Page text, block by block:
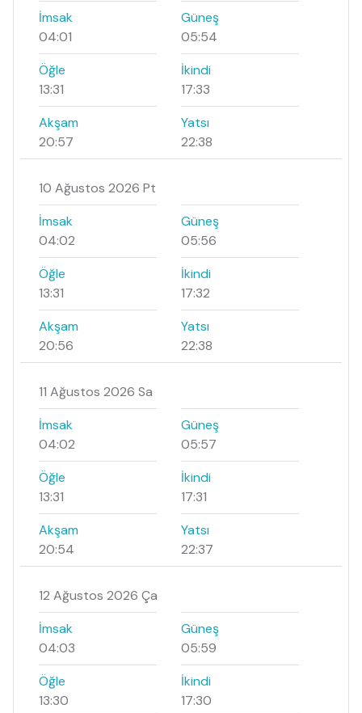
İmsak
04:01
Güneş
05:54
Öğle
13:31
İkindi
17:33
Akşam
20:57
Yatsı
22:38
10 Ağustos 2026 Pt
İmsak
04:02
Güneş
05:56
Öğle
13:31
İkindi
17:32
Akşam
20:56
Yatsı
22:38
11 Ağustos 2026 Sa
İmsak
04:02
Güneş
05:57
Öğle
13:31
İkindi
17:31
Akşam
20:54
Yatsı
22:37
12 Ağustos 2026 Ça
İmsak
04:03
Güneş
05:59
Öğle
13:30
İkindi
17:30